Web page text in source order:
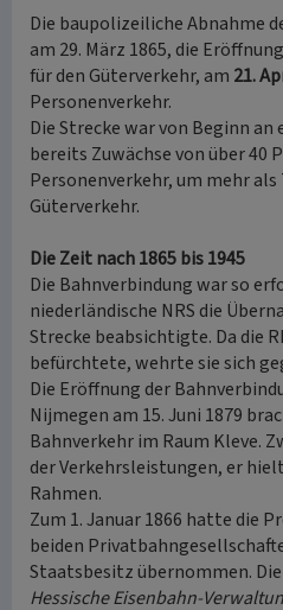
Die baupolizeiliche Abnahme
am 29. März 1865, die
für den Güterverkehr, am 21.
Personenverkehr.
Die Strecke war von Beginn an
bereits Zuwächse von über 40
Personenverkehr, um mehr
Güterverkehr.
Die Zeit nach 1865 bis 1945
Die Bahnverbindung war so
niederländische NRS die
Strecke beabsichtigte. Da die
befürchtete, wehrte sie sich
Die Eröffnung der
Nijmegen am 15. Juni 1879
Bahnverkehr im Raum Kleve.
der Verkehrsleistungen, er
Rahmen.
Zum 1. Januar 1866 hatte die
beiden
Staatsbesitz übernommen. Die
Hessische Eisenbahn-